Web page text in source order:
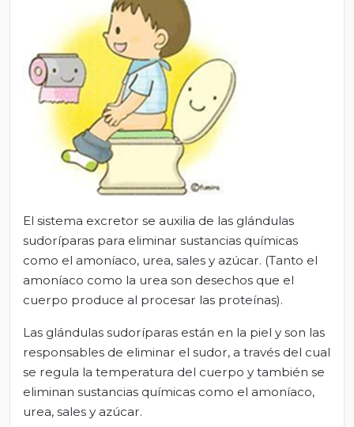
El sistema excretor se auxilia de las glándulas
sudoríparas para eliminar sustancias químicas
como el amoníaco, urea, sales y azúcar. (Tanto el
amoníaco como la urea son desechos que el
cuerpo produce al procesar las proteínas).
Las glándulas sudoríparas están en la piel y son las
responsables de eliminar el sudor, a través del cual
se regula la temperatura del cuerpo y también se
eliminan sustancias químicas como el amoníaco,
urea, sales y azúcar.